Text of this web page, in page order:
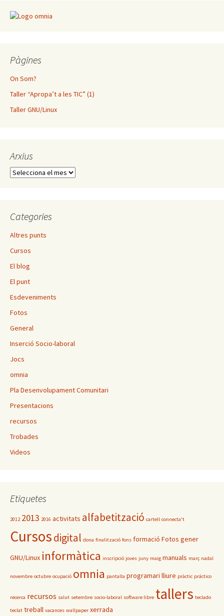
Pàgines
On Som?
Taller “Apropa’t a les TIC” (1)
Taller GNU/Linux
Arxius
Arxius
Categories
Altres punts
Cursos
El blog
El punt
Esdeveniments
Fotos
General
Inserció Socio-laboral
Jocs
omnia
Pla Desenvolupament Comunitari
Presentacions
recursos
Trobades
Videos
Etiquetes
2012 2013 2016 activitats alfabetització cartell connecta't
Cursosdigital dona finalització fons formació Fotos gener
GNU/Linux informàtica inscripció joves juny maig manuals març nadal
novembre octubre ocupació omnia pantalla programari lliure pràctic práctico
recerca recursos salut setembre socio-laboral software libre tallers teclado
teclat treball vacances wallpaper xerrada